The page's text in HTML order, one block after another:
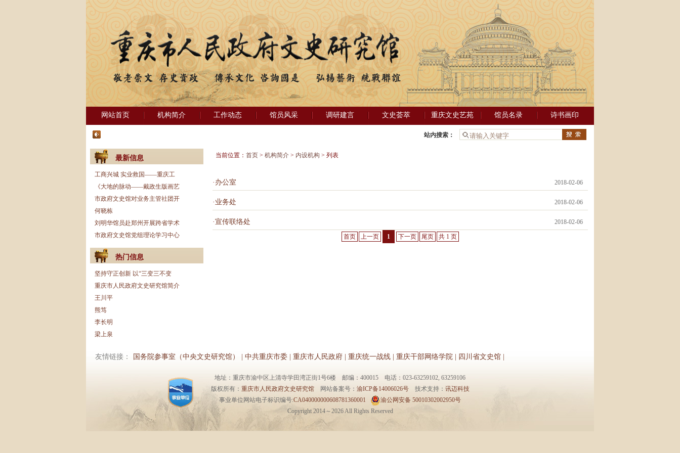
网站首页 机构简介 工作动态 馆员风采 调研建言 文史荟萃 重庆文史艺苑 馆员名录 诗书画印
站内搜索：
最新信息
工商兴城 实业救国——重庆工
《大地的脉动——戴政生版画艺
市政府文史馆对业务主管社团开
何晓栋
刘明华馆员赴郑州开展跨省学术
市政府文史馆党组理论学习中心
热门信息
坚持守正创新 以“三变三不变
重庆市人民政府文史研究馆简介
王川平
熊笃
李长明
梁上泉
当前位置： 首页 > 机构简介 > 内设机构 > 列表
2018-02-06
· 办公室
2018-02-06
· 业务处
2018-02-06
·宣传联络处
首页 上一页 1 下一页 尾页 共 1 页
友情链接： 国务院参事室（中央文史研究馆） 中共重庆市委 重庆市人民政府 重庆统一战线 重庆干部网络学院 四川省文史馆
地址：重庆市渝中区上清寺学田湾正街1号6楼 邮编：400015 电话：023-63259102, 63259106
版权所有： 重庆市人民政府文史研究馆网站备案号： 渝ICP备14006026号技术支持： 讯迈科技
事业单位网站电子标识编号:CA040000000608781360001
渝公网安备 50010302002950号
Copyright 2014～2026 All Rights Reserved